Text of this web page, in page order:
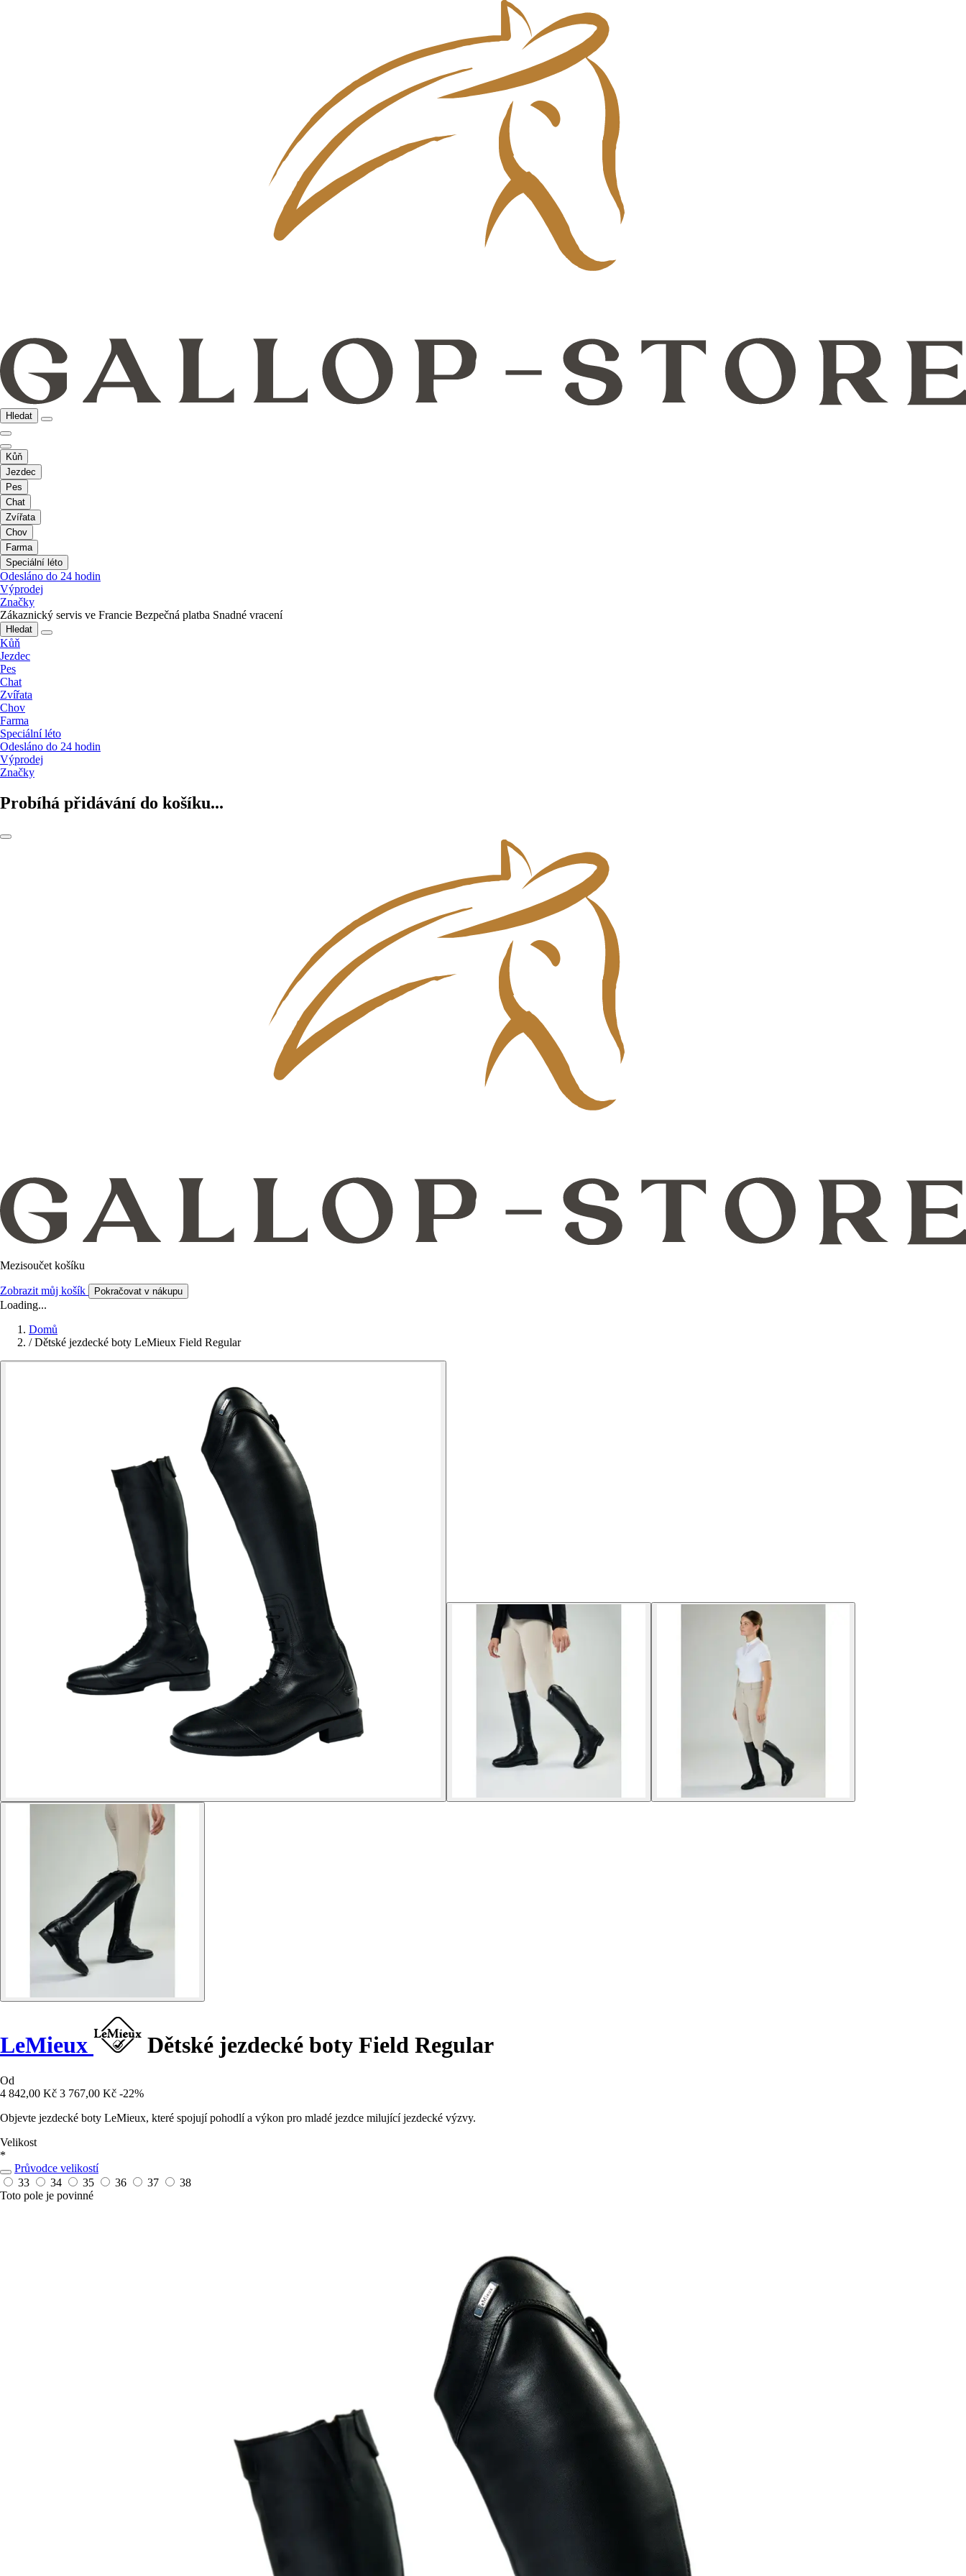
Hledat
Kůň
Jezdec
Pes
Chat
Zvířata
Chov
Farma
Speciální léto
Odesláno do 24 hodin
Výprodej
Značky
Zákaznický servis ve Francie Bezpečná platba Snadné vracení
Hledat
Kůň
Jezdec
Pes
Chat
Zvířata
Chov
Farma
Speciální léto
Odesláno do 24 hodin
Výprodej
Značky
Probíhá přidávání do košíku...
Mezisoučet košíku
Zobrazit můj košík Pokračovat v nákupu
Loading...
Domů
/ Dětské jezdecké boty LeMieux Field Regular
LeMieux Dětské jezdecké boty Field Regular
Od
4 842,00 Kč 3 767,00 Kč -22%
Objevte jezdecké boty LeMieux, které spojují pohodlí a výkon pro mladé jezdce milující jezdecké výzvy.
Velikost
*
Průvodce velikostí
33
34 35 36 37
38
Toto pole je povinné